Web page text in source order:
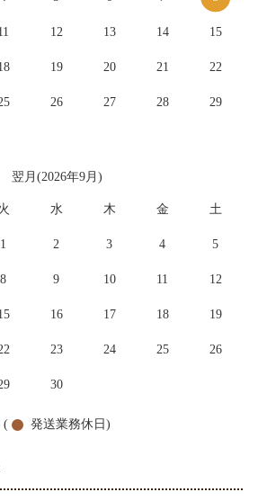
12 13 14 15
19 20 21 22
26 27 28 29
翌月(2026年9月)
水 木 金 土
1 2 3 4 5
8 9 10 11 12
16 17 18 19
23 24 25 26
30
( 発送業務休日)